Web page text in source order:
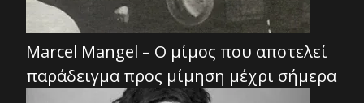
Marcel Mangel – Ο μίμος που αποτελεί
παράδειγμα προς μίμηση μέχρι σήμερα